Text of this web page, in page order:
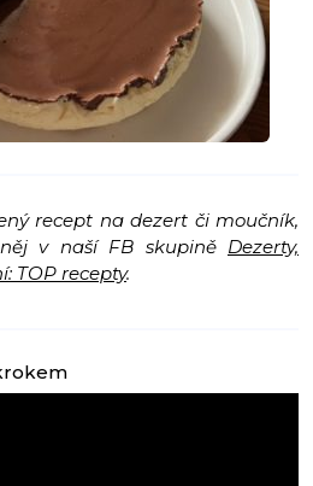
recept na dezert či moučník,
v naší FB skupině Dezerty,
TOP recepty.